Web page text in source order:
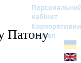
кабінет
портал
Патону